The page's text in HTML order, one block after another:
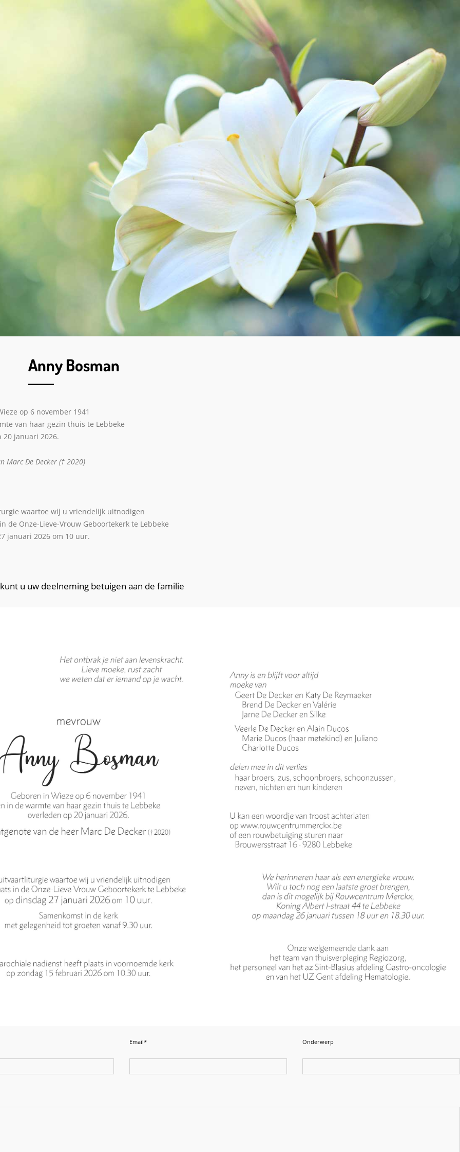
Anny Bosman
op 6 november 1941
van haar gezin thuis te Lebbeke
20 januari 2026.
Marc De Decker († 2020)
waartoe wij u vriendelijk uitnodigen
de Onze-Lieve-Vrouw Geboortekerk te Lebbeke
januari 2026 om 10 uur.
kunt u uw deelneming betuigen aan de familie
Email* Onderwerp